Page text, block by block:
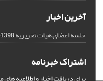
آخرین اخبار
جلسه اعضای هیات تحریریه1398-09-16
اشتراک خبرنامه
برای دریافت اخبار و اطلاعیه